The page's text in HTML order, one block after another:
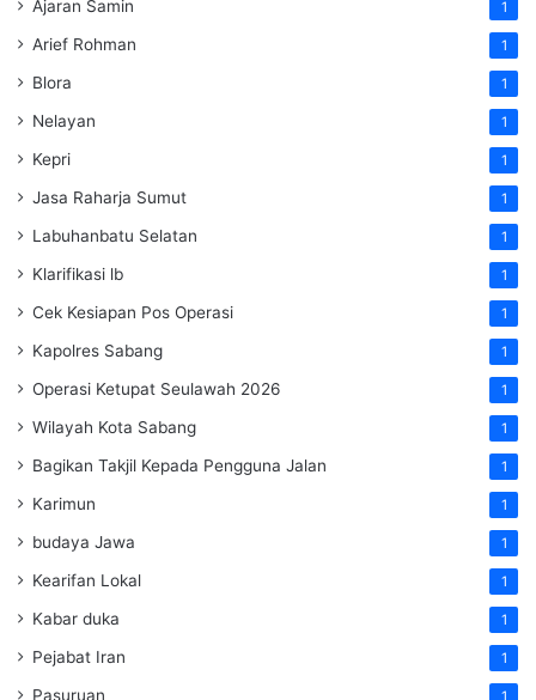
Ajaran Samin 1
Arief Rohman 1
Blora 1
Nelayan 1
Kepri 1
Jasa Raharja Sumut 1
Labuhanbatu Selatan 1
Klarifikasi lb 1
Cek Kesiapan Pos Operasi 1
Kapolres Sabang 1
Operasi Ketupat Seulawah 2026 1
Wilayah Kota Sabang 1
Bagikan Takjil Kepada Pengguna Jalan 1
Karimun 1
budaya Jawa 1
Kearifan Lokal 1
Kabar duka 1
Pejabat Iran 1
Pasuruan 1